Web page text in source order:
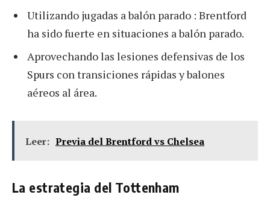
Utilizando jugadas a balón parado : Brentford
ha sido fuerte en situaciones a balón parado.
Aprovechando las lesiones defensivas de los
Spurs con transiciones rápidas y balones
aéreos al área.
Leer: Previa del Brentford vs Chelsea
La estrategia del Tottenham